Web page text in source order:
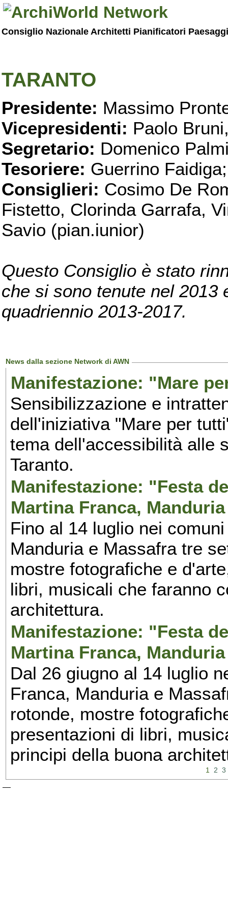
Consiglio Nazionale Architetti Pianificatori
TARANTO
Presidente: Massimo
Vicepresidenti: Paolo
Segretario: Domenico
Tesoriere: Guerrino Faidiga;
Consiglieri: Cosimo De
Fistetto, Clorinda Garrafa,
Savio (pian.iunior)
Questo Consiglio è stato
che si sono tenute nel 2013
quadriennio 2013-2017.
News dalla sezione Network di AWN
Manifestazione: "Mare
Sensibilizzazione e
dell'iniziativa "Mare per
tema dell'accessibilità alle
Taranto.
Manifestazione: "Festa
Martina Franca,
Fino al 14 luglio nei
Manduria e Massafra tre
mostre fotografiche e
libri, musicali che faranno
architettura.
Manifestazione: "Festa
Martina Franca,
Dal 26 giugno al 14 luglio
Franca, Manduria e
rotonde, mostre
presentazioni di libri,
principi della buona
1 2 3